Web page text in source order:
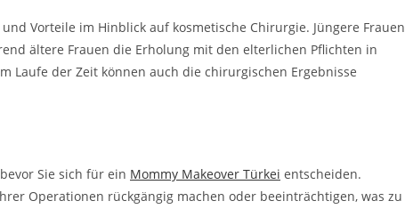
Vorteile im Hinblick auf kosmetische Chirurgie. Jüngere Frauen
ältere Frauen die Erholung mit den elterlichen Pflichten in
Laufe der Zeit können auch die chirurgischen Ergebnisse
Sie sich für ein Mommy Makeover Türkei entscheiden.
Operationen rückgängig machen oder beeinträchtigen, was zu